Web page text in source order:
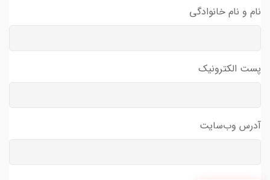
نام و نام خانوادگی
پست الکترونیک
آدرس وب‌سایت